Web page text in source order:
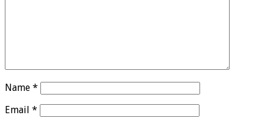
Name *
Email *